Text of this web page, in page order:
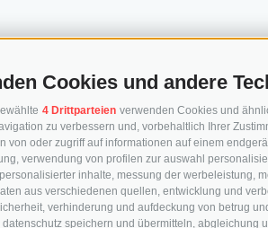
Cookies und andere
4 Drittparteien verwenden Cookies und
zu verbessern und, vorbehaltlich Ihrer
von oder zugriff auf informationen auf einem
verwendung von profilen zur auswahl
inhalte, messung der werbeleistung,
aus verschiedenen quellen, entwicklung und
verhinderung und aufdeckung von betrug
speichern und übermitteln,